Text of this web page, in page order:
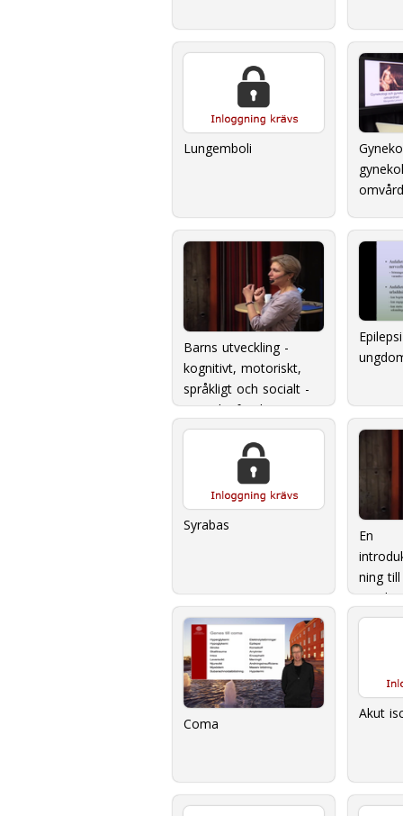
Lungemboli
Barns utveckling -
kognitivt, motoriskt,
språkligt och socialt -
översiktsföreläsning
Syrabas
En
ning
Coma
Akut